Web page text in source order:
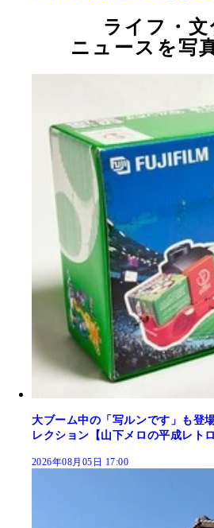
ライフ・文
ニュースを写
大ブーム中の「写ルンです」も登
レクション【山下メロの平成レト
2026年08月05日 17:00